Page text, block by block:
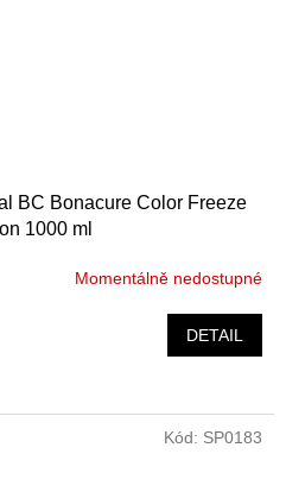
BC Bonacure Color Freeze
1000 ml
Momentálně nedostupné
DETAIL
Kód: SP0183